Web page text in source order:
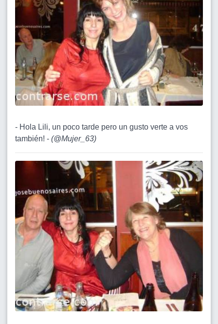
- Hola Lili, un poco tarde pero un gusto verte a vos
también! - (@Mujer_63)